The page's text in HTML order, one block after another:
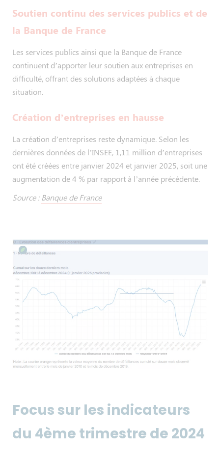
Soutien continu des services publics et de
la Banque de France
Les services publics ainsi que la Banque de France
continuent d’apporter leur soutien aux entreprises en
difficulté, offrant des solutions adaptées à chaque
situation.
Création d’entreprises en hausse
La création d’entreprises reste dynamique. Selon les
dernières données de l’INSEE, 1,11 million d’entreprises
ont été créées entre janvier 2024 et janvier 2025, soit une
augmentation de 4 % par rapport à l’année précédente.
Source :Banque de France
Focus sur les indicateurs
du 4ème trimestre de 2024